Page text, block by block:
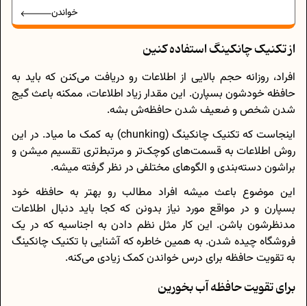
خواندن
از تکنیک چانکینگ استفاده کنین
افراد، روزانه حجم بالایی از اطلاعات رو دریافت می‌کنن که باید به
حافظه خودشون بسپارن. این مقدار زیاد اطلاعات، ممکنه باعث گیج
شدن شخص و ضعیف شدن حافظه‌ش بشه.
اینجاست که تکنیک چانکینگ (chunking) به کمک ما میاد. در این
روش اطلاعات به قسمت‌های کوچک‌تر و مرتبط‌تری تقسیم میشن و
براشون دسته‌بندی و الگوهای مختلفی در نظر گرفته میشه.
این موضوع باعث میشه افراد مطالب رو بهتر به حافظه خود
بسپارن و در مواقع مورد نیاز بدونن که کجا باید دنبال اطلاعات
مدنظرشون باشن. این کار مثل نظم دادن به اجناسیه که در یک
فروشگاه چیده شدن. به همین خاطره که آشنایی با تکنیک چانکینگ
به تقویت حافظه برای درس خواندن کمک زیادی می‌کنه.
برای تقویت حافظه آب بخورین